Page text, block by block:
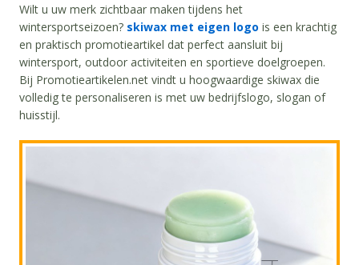
Wilt u uw merk zichtbaar maken tijdens het
wintersportseizoen? skiwax met eigen logo is een krachtig
en praktisch promotieartikel dat perfect aansluit bij
wintersport, outdoor activiteiten en sportieve doelgroepen.
Bij Promotieartikelen.net vindt u hoogwaardige skiwax die
volledig te personaliseren is met uw bedrijfslogo, slogan of
huisstijl.